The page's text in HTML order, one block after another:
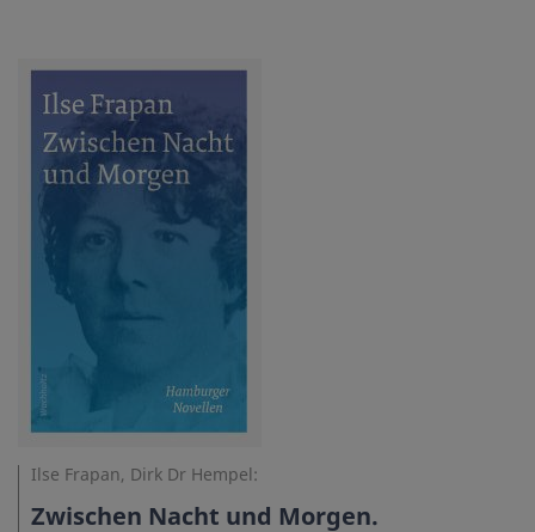
Ilse Frapan, Dirk Dr Hempel:
Zwischen Nacht und Morgen.